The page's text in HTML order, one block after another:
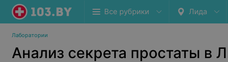
Все рубрики Лида
Лаборатории
Анализ секрета простаты в